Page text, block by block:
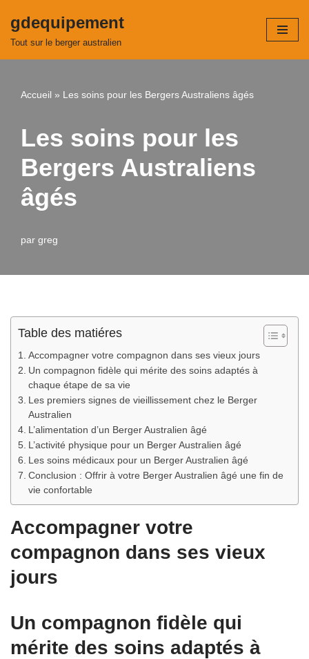
Aller
gdequipement
Tout sur le berger australien
Accueil » Les soins pour les Bergers Australiens âgés
Les soins pour les
Bergers Australiens
âgés
par greg
Table des matiéres
Accompagner votre compagnon dans ses vieux jours
Un compagnon fidèle qui mérite des soins adaptés à
chaque étape de sa vie
Les premiers signes de vieillissement chez le Berger
Australien
L’alimentation d’un Berger Australien âgé
L’activité physique pour un Berger Australien âgé
Les soins médicaux pour un Berger Australien âgé
Conclusion : Offrir à votre Berger Australien âgé une fin de
vie confortable
Accompagner votre
compagnon dans ses vieux
jours
Un compagnon fidèle qui
mérite des soins adaptés à